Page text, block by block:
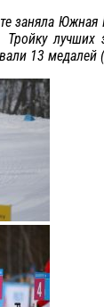
заняла Южная
лучших
13 медалей